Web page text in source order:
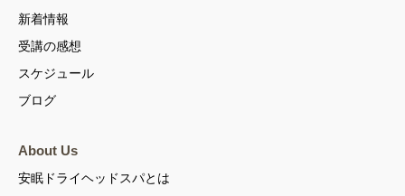
新着情報
受講の感想
スケジュール
ブログ
About Us
安眠ドライヘッドスパとは